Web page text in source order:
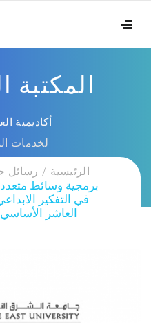
المكتبة
أكاديمية
لخدمات
الرئيسية رسائل
برمجية وسائط
في التفكير
العاشر